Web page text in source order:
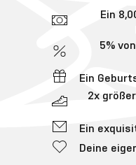
Ein
5%
Ein
2x
Ein
Deine